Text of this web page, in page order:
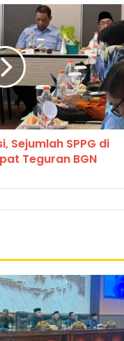
Sejumlah SPPG di
Teguran BGN